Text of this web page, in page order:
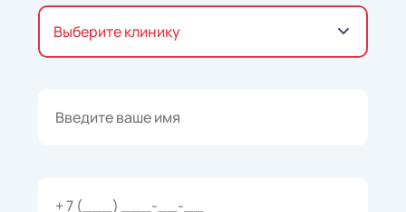
Выберите клинику